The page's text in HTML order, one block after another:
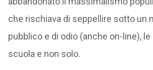
che rischiava di seppellire sotto un
pubblico e di odio (anche on-line),
scuola e non solo.